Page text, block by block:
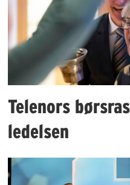
Telenors
ledelsen